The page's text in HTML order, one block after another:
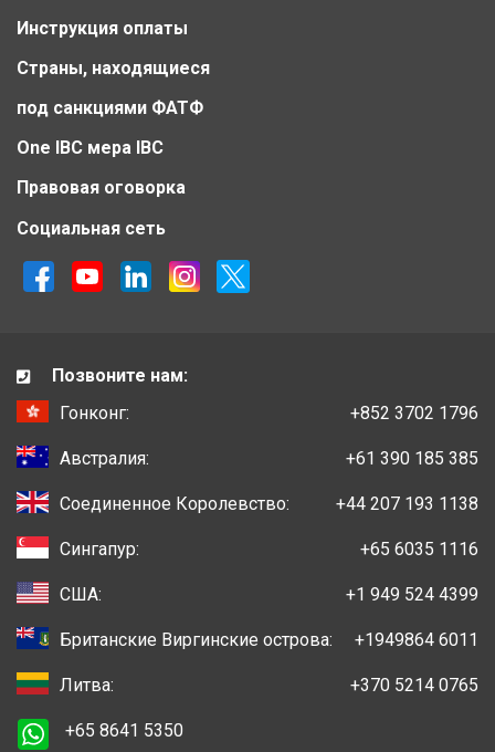
Инструкция оплаты
Страны, находящиеся
под санкциями ФАТФ
One IBC мера IBC
Правовая оговорка
Социальная сеть
Позвоните нам:
Гонконг:
+852 3702 1796
Австралия: +61 390 185 385
Соединенное Королевство: +44 207 193 1138
Сингапур: +65 6035 1116
США: +1 949 524 4399
Британские Виргинские острова: +1949864 6011
Литва: +370 5214 0765
+65 8641 5350